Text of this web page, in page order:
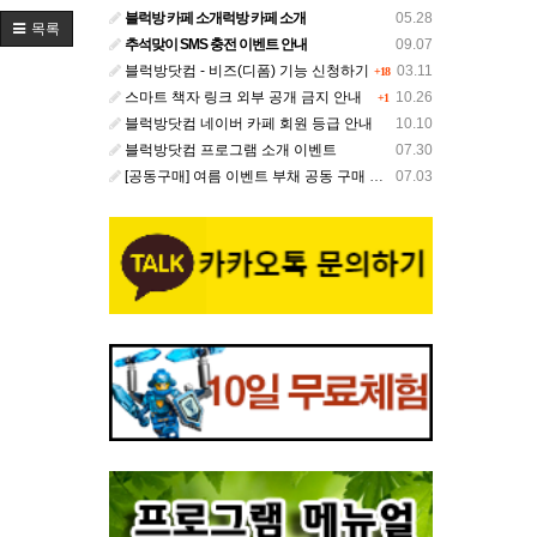
목록
05.28
블럭방 카페 소개럭방 카페 소개
09.07
추석맞이 SMS 충전 이벤트 안내
+18 03.11
블럭방닷컴 - 비즈(디폼) 기능 신청하기
+1 10.26
스마트 책자 링크 외부 공개 금지 안내
10.10
블럭방닷컴 네이버 카페 회원 등급 안내
07.30
블럭방닷컴 프로그램 소개 이벤트
07.03
[공동구매] 여름 이벤트 부채 공동 구매 안내